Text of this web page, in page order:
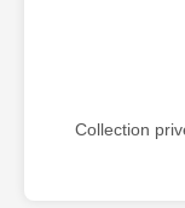
Collection